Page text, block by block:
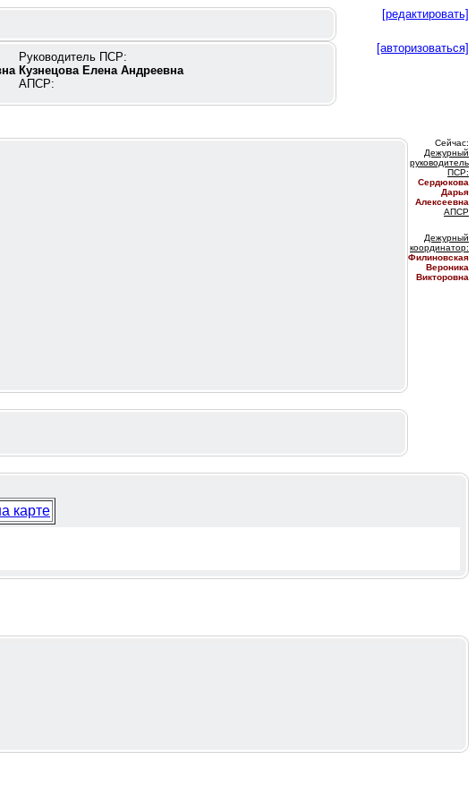
[редактировать]
Руководитель ПСР:
Кузнецова Елена Андреевна
АПСР:
[авторизоваться]
Сейчас:
Дежурный
руководитель
ПСР:
Сердюкова
Дарья
Алексеевна
АПСР
Дежурный
координатор:
Филиновская
Вероника
Викторовна
карте